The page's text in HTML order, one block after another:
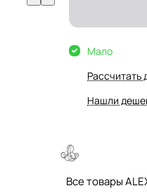
Мало
Рассчитать
Нашли
Все товары